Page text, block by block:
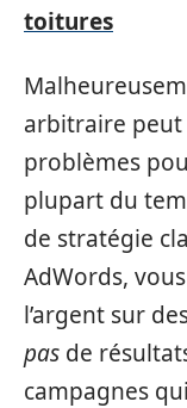
toitures
arbitraire peut
problèmes
plupart du
de stratégie
AdWords,
l’argent sur
pas de
campagnes